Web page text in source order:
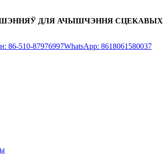
ДЛЯ АЧЫШЧЭННЯ СЦЕКАВЫХ
86-510-87976997WhatsApp: 8618061580037